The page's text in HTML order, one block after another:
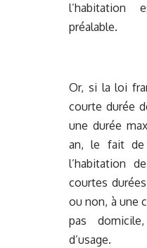
l’habitation
préalable.
Or, si la loi
courte durée
une durée
an, le fait de
l’habitation
courtes
ou non, à une
pas
d’usage.